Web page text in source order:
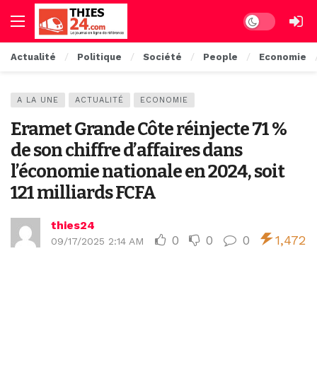
Dark mode
Actualité Politique Société People Economie
A LA UNE ACTUALITÉ ECONOMIE
Eramet Grande Côte réinjecte 71 %
de son chiffre d’affaires dans
l’économie nationale en 2024, soit
121 milliards FCFA
thies24
09/17/2025 2:14 AM 0 0 0 1,472